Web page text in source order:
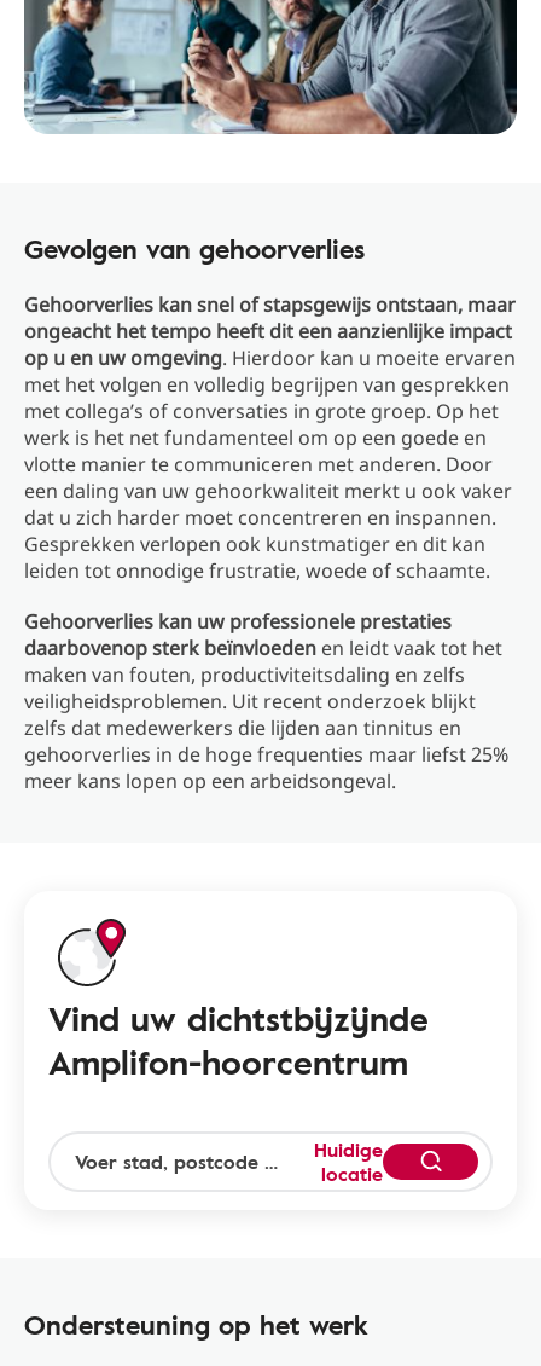
Gevolgen van gehoorverlies
Gehoorverlies kan snel of stapsgewijs ontstaan, maar
ongeacht het tempo heeft dit een aanzienlijke impact
op u en uw omgeving. Hierdoor kan u moeite ervaren
met het volgen en volledig begrijpen van gesprekken
met collega’s of conversaties in grote groep. Op het
werk is het net fundamenteel om op een goede en
vlotte manier te communiceren met anderen. Door
een daling van uw gehoorkwaliteit merkt u ook vaker
dat u zich harder moet concentreren en inspannen.
Gesprekken verlopen ook kunstmatiger en dit kan
leiden tot onnodige frustratie, woede of schaamte.
Gehoorverlies kan uw professionele prestaties
daarbovenop sterk beïnvloeden en leidt vaak tot het
maken van fouten, productiviteitsdaling en zelfs
veiligheidsproblemen. Uit recent onderzoek blijkt
zelfs dat medewerkers die lijden aan tinnitus en
gehoorverlies in de hoge frequenties maar liefst 25%
meer kans lopen op een arbeidsongeval.
Vind uw dichtstbijzijnde
Amplifon-hoorcentrum
Huidige
locatie
Ondersteuning op het werk